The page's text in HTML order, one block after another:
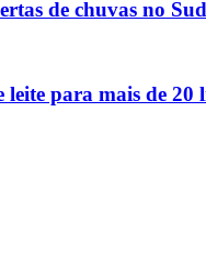
de chuvas no
para mais de